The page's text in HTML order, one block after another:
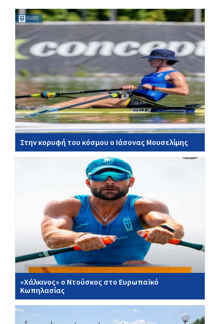
Στην κορυφή του κόσμου ο Ιάσονας Μουσελίμης
«Χάλκινος» ο Ντούσκος στο Ευρωπαϊκό
Κωπηλασίας